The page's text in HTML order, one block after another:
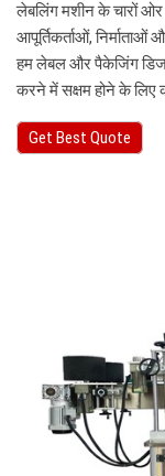
लेबलिंग मशीन के चारों
आपूर्तिकर्ताओं, निर्माताओं
हम लेबल और पैकेजिंग
करने में सक्षम होने के लिए
Get Best Quote